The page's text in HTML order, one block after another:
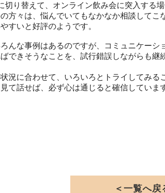
切り替えて、オンライン飲み会に突入する
方々は、悩んでいてもなかなか相談してこ
すいと好評のようです。
んな事例はあるのですが、コミュニケーシ
ばできそうなことを、試行錯誤しながらも
況に合わせて、いろいろとトライしてみる
て話せば、必ず心は通じると確信していま
＜一覧へ戻